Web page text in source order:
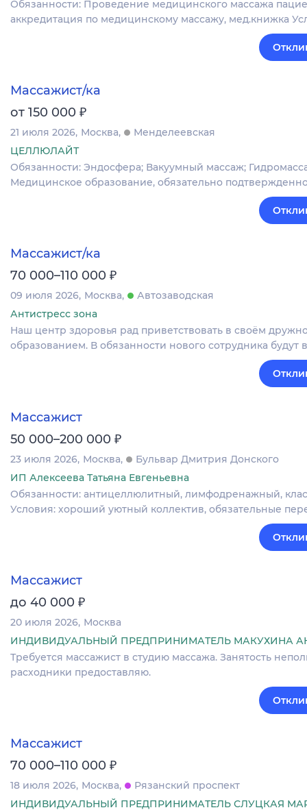
Обязанности: Проведение медицинского массажа
аккредитация по медицинскому массажу, мед.книжка
Массажист/ка
от 150 000 ₽
21 июля 2026 Москва
Менделеевская
ЦЕЛЛЮЛАЙТ
Обязанности: Эндосфера; Вакуумный массаж;
Медицинское образование, обязательно
Массажист/ка
70 000–110 000 ₽
09 июля 2026 Москва
Автозаводская
Антистресс зона
Наш центр здоровья рад приветствовать в своём
образованием. В обязанности нового сотрудника
Массажист
50 000–200 000 ₽
23 июля 2026 Москва
Бульвар Дмитрия Донского
ИП Алексеева Татьяна Евгеньевна
Обязанности: антицеллюлитный, лимфодренажный,
Условия: хороший уютный коллектив, обязательные
Массажист
до 40 000 ₽
20 июля 2026 Москва
ИНДИВИДУАЛЬНЫЙ ПРЕДПРИНИМАТЕЛЬ МАКУХИНА
Требуется массажист в студию массажа. Занятость
расходники предоставляю.
Массажист
70 000–110 000 ₽
18 июля 2026 Москва
Рязанский проспект
ИНДИВИДУАЛЬНЫЙ ПРЕДПРИНИМАТЕЛЬ СЛУЦКАЯ